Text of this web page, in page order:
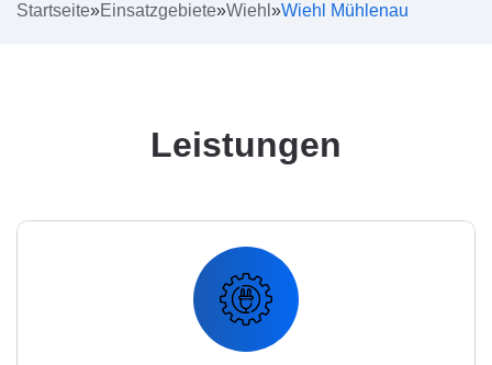
Startseite»Einsatzgebiete»Wiehl »Wiehl Mühlenau
Leistungen